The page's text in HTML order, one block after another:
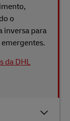
o
inversa para
​​da DHL